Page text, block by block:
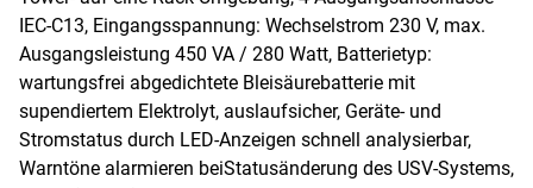
IEC-C13, Eingangsspannung: Wechselstrom 230 V, max.
Ausgangsleistung 450 VA / 280 Watt, Batterietyp:
wartungsfrei abgedichtete Bleisäurebatterie mit
supendiertem Elektrolyt, auslaufsicher, Geräte- und
Stromstatus durch LED-Anzeigen schnell analysierbar,
Warntöne alarmieren beiStatusänderung des USV-Systems,